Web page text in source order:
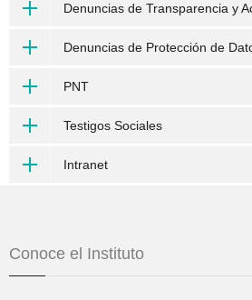
Denuncias de Transparencia y
Denuncias de Protección de
PNT
Testigos Sociales
Intranet
Conoce el Instituto